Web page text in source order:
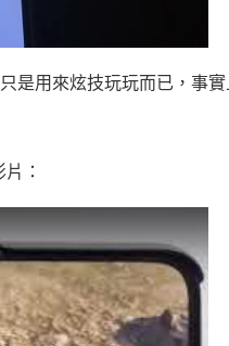
是用來炫技玩玩而已，事
：